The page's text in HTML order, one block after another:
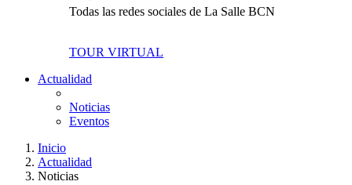
Todas las redes sociales de La Salle BCN
TOUR VIRTUAL
Actualidad
Noticias
Eventos
Inicio
Actualidad
Noticias